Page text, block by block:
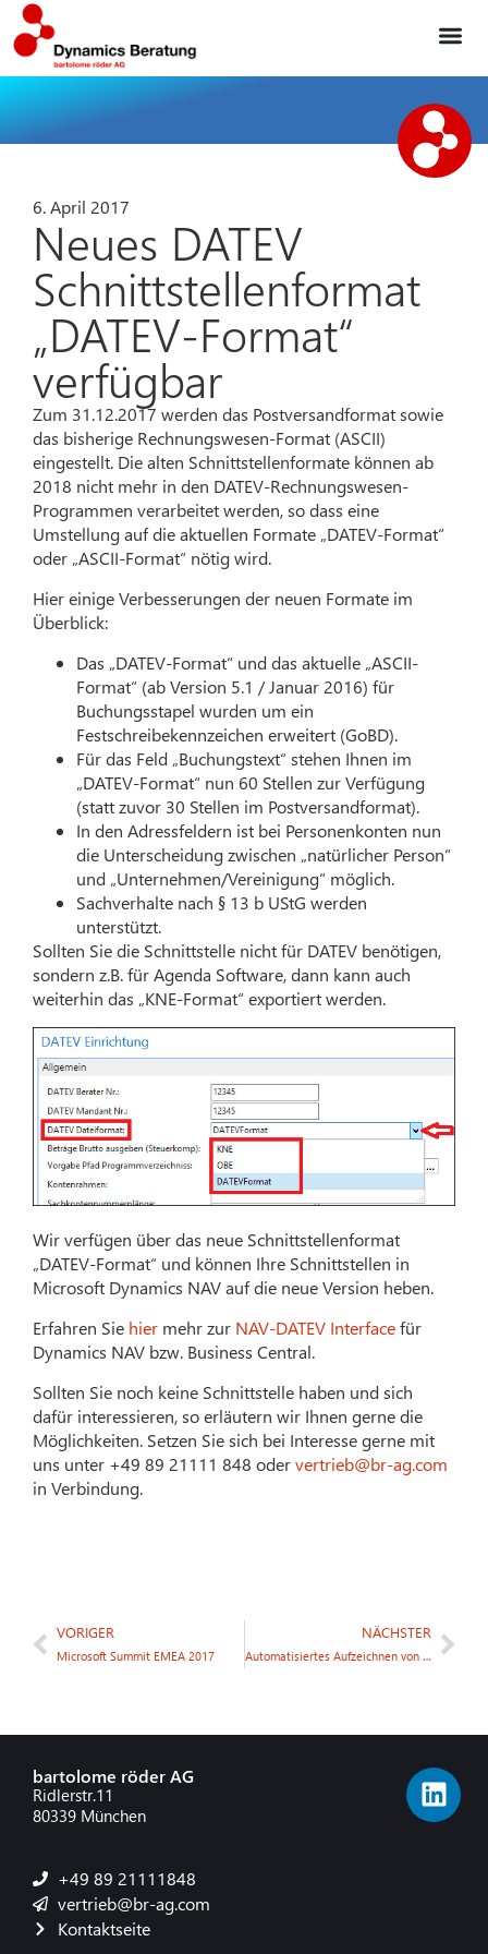
6. April 2017
Neues DATEV
Schnittstellenformat
„DATEV-Format“
verfügbar
Zum 31.12.2017 werden das Postversandformat sowie
das bisherige Rechnungswesen-Format (ASCII)
eingestellt. Die alten Schnittstellenformate können ab
2018 nicht mehr in den DATEV-Rechnungswesen-
Programmen verarbeitet werden, so dass eine
Umstellung auf die aktuellen Formate „DATEV-Format“
oder „ASCII-Format“ nötig wird.
Hier einige Verbesserungen der neuen Formate im
Überblick:
Das „DATEV-Format“ und das aktuelle „ASCII-
Format“ (ab Version 5.1 / Januar 2016) für
Buchungsstapel wurden um ein
Festschreibekennzeichen erweitert (GoBD).
Für das Feld „Buchungstext“ stehen Ihnen im
„DATEV-Format“ nun 60 Stellen zur Verfügung
(statt zuvor 30 Stellen im Postversandformat).
In den Adressfeldern ist bei Personenkonten nun
die Unterscheidung zwischen „natürlicher Person“
und „Unternehmen/Vereinigung“ möglich.
Sachverhalte nach § 13 b UStG werden
unterstützt.
Sollten Sie die Schnittstelle nicht für DATEV benötigen,
sondern z.B. für Agenda Software, dann kann auch
weiterhin das „KNE-Format“ exportiert werden.
Wir verfügen über das neue Schnittstellenformat
„DATEV-Format“ und können Ihre Schnittstellen in
Microsoft Dynamics NAV auf die neue Version heben.
Erfahren Sie hier mehr zur NAV-DATEV Interfacefür
Dynamics NAV bzw. Business Central.
Sollten Sie noch keine Schnittstelle haben und sich
dafür interessieren, so erläutern wir Ihnen gerne die
Möglichkeiten. Setzen Sie sich bei Interesse gerne mit
uns unter +49 89 21111 848 odervertrieb@br-ag.com
in Verbindung.
VORIGER
Microsoft Summit EMEA 2017
NÄCHSTER
Automatisiertes Aufzeichnen von Benutzerrechten in Microsoft Dynamics NAV
bartolome röder AG
Ridlerstr.11
80339 München
+49 89 21111848
vertrieb@br-ag.com
Kontaktseite